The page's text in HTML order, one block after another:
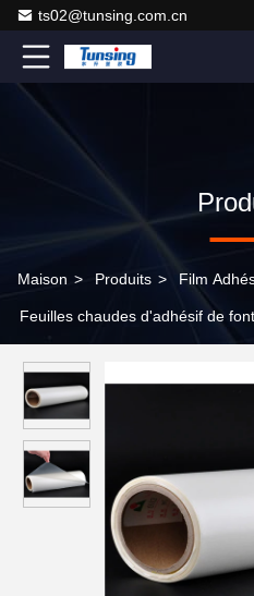
ts02@tunsing.com.cn
Maison > Produits > Film
Feuilles chaudes d'adhésif de